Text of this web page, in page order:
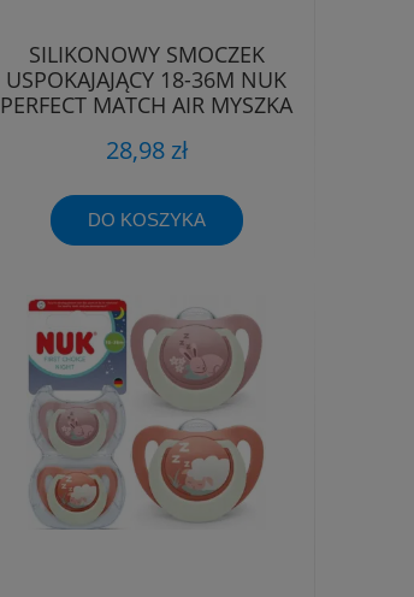
SILIKONOWY SMOCZEK
USPOKAJAJĄCY 18-36M NUK
PERFECT MATCH AIR MYSZKA
28,98 zł
DO KOSZYKA